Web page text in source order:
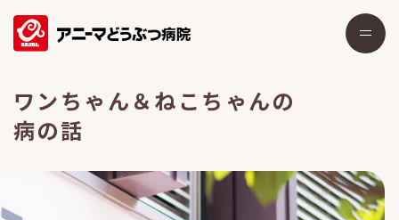
ワンちゃん＆ねこちゃんの
病の話